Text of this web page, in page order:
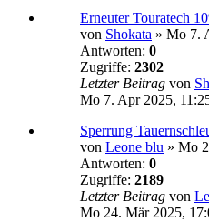
Erneuter Touratech
von Shokata » Mo 7.
Antworten: 0
Zugriffe: 2302
Letzter Beitrag von
Mo 7. Apr 2025,
Sperrung
von Leone blu » Mo
Antworten: 0
Zugriffe: 2189
Letzter Beitrag von
Mo 24. Mär 2025,